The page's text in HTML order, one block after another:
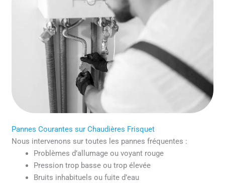
Pannes Courantes sur Chaudières Frisquet
Nous intervenons sur toutes les pannes fréquentes :
Problèmes d’allumage ou voyant rouge
Pression trop basse ou trop élevée
Bruits inhabituels ou fuite d’eau